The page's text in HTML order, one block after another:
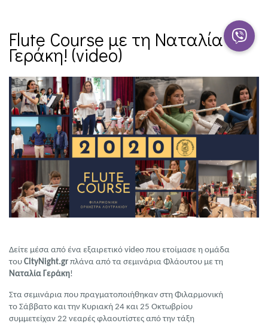
Flute Course με τη Ναταλία
Γεράκη! (video)
Δείτε μέσα από ένα εξαιρετικό video που ετοίμασε η ομάδα
του CityNight.gr πλάνα από τα σεμινάρια Φλάουτου με τη
Ναταλία Γεράκη!
Στα σεμινάρια που πραγματοποιήθηκαν στη Φιλαρμονική
το Σάββατο και την Κυριακή 24 και 25 Οκτωβρίου
συμμετείχαν 22 νεαρές φλαουτίστες από την τάξη